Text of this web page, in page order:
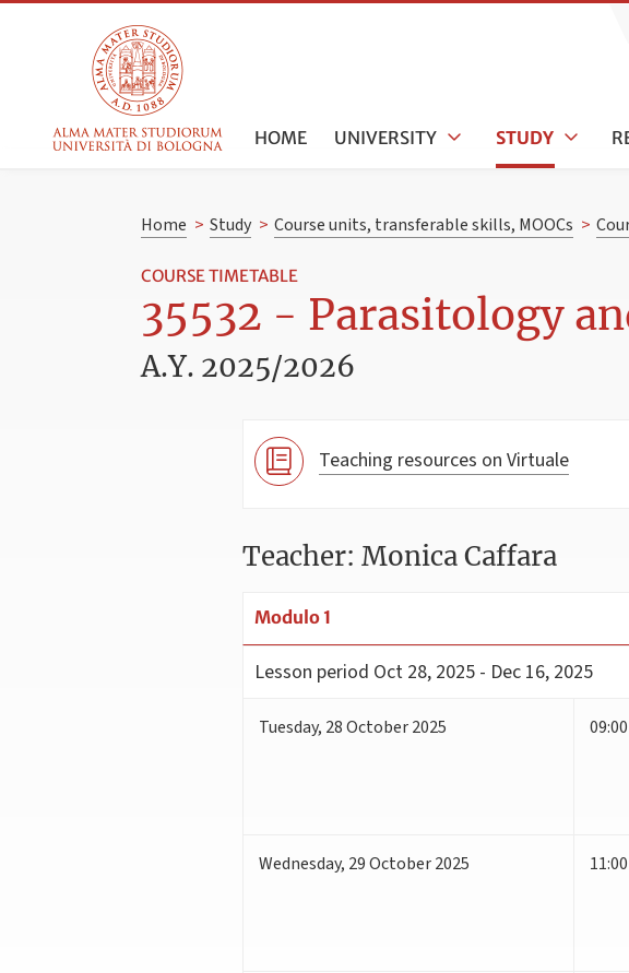
HOME UNIVERSITY STUDY
Home > Study > Course units, transferable skills, MOOCs >
COURSE TIMETABLE
35532 - Parasitology
A.Y. 2025/2026
Teaching resources on Virtuale
Teacher: Monica Caffara
Modulo 1
Lesson period Oct 28, 2025 - Dec 16, 2025
Tuesday, 28October 2025
Wednesday, 29October 2025